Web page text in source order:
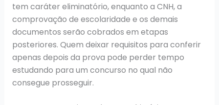
tem caráter eliminatório, enquanto a CNH, a
comprovação de escolaridade e os demais
documentos serão cobrados em etapas
posteriores. Quem deixar requisitos para conferir
apenas depois da prova pode perder tempo
estudando para um concurso no qual não
consegue prosseguir.